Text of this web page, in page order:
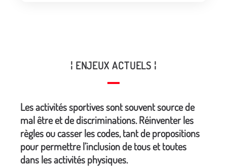
¦ ENJEUX ACTUELS ¦
Les activités sportives sont souvent source de
mal être et de discriminations. Réinventer les
règles ou casser les codes, tant de propositions
pour permettre l’inclusion de tous et toutes
dans les activités physiques.